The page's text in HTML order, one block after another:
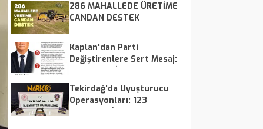
286 MAHALLEDE ÜRETİME
CANDAN DESTEK
Kaplan'dan Parti
Değiştirenlere Sert Mesaj:
Tekirdağ'da Uyuşturucu
Operasyonları: 123